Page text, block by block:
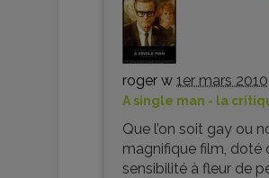
roger w 1er mars 2010
A single man - la
Que l’on soit gay ou
magnifique film, doté
sensibilité à fleur de